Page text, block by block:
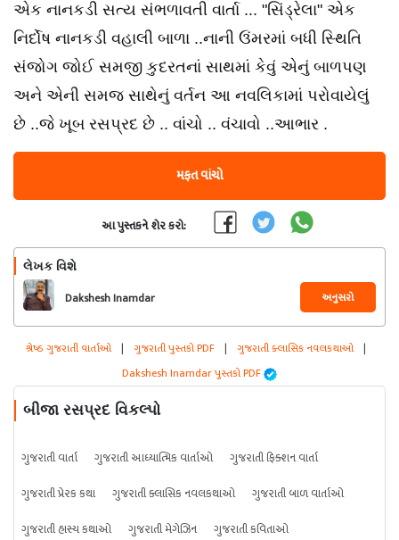
એક નાનકડી સત્ય સંભળાવતી વાર્તા ... "સિંડ્રેલા" એક
નિર્દોષ નાનકડી વહાલી બાળા ..નાની ઉંમરમાં બધી સ્થિતિ
સંજોગ જોઈ સમજી કુદરતનાં સાથમાં કેવું એનું બાળપણ
અને એની સમજ સાથેનું વર્તન આ નવલિકામાં પરોવાયેલું
છે ..જે ખૂબ રસપ્રદ છે .. વાંચો .. વંચાવો ..આભાર .
મફત વાંચો
આ પુસ્તકને શેર કરો:
લેખક વિશે
Dakshesh Inamdar અનુસરો
શ્રેષ્ઠ ગુજરાતી વાર્તાઓ | ગુજરાતી પુસ્તકો PDF | ગુજરાતી ક્લાસિક નવલકથાઓ |
Dakshesh Inamdar પુસ્તકો PDF
બીજા રસપ્રદ વિકલ્પો
ગુજરાતી વાર્તા ગુજરાતી આધ્યાત્મિક વાર્તાઓ
ગુજરાતી ફિક્શન વાર્તા
ગુજરાતી પ્રેરક કથા
ગુજરાતી ક્લાસિક નવલકથાઓ
ગુજરાતી બાળ વાર્તાઓ
ગુજરાતી હાસ્ય કથાઓ
ગુજરાતી મેગેઝિન
ગુજરાતી કવિતાઓ